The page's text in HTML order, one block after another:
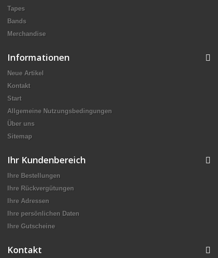
Tapes
Bands
Merchandise
Informationen
Neue Artikel
Kontakt
Start
Allgemeine Nutzungsbedingungen
Über uns
Sitemap
Ihr Kundenbereich
Ihre Bestellungen
Ihre Rückvergütungen
Ihre Adressen
Ihre persönlichen Daten
Ihre Gutscheine
Kontakt